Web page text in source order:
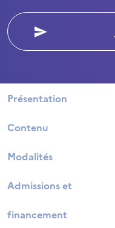
Présentation
Contenu
Modalités
Admissions et
financement